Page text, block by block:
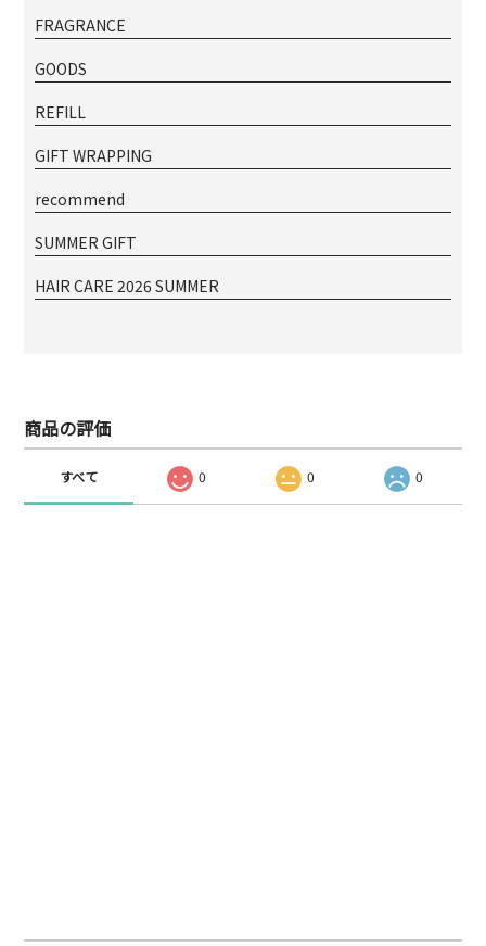
FRAGRANCE
GOODS
REFILL
GIFT WRAPPING
recommend
SUMMER GIFT
HAIR CARE 2026 SUMMER
商品の評価
すべて 0 0 0